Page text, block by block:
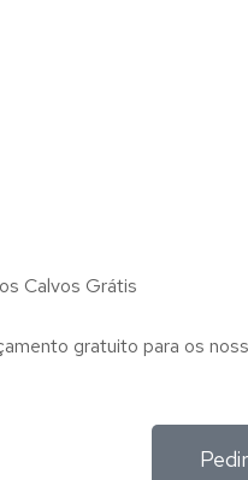
Calvos Grátis
gratuito para os